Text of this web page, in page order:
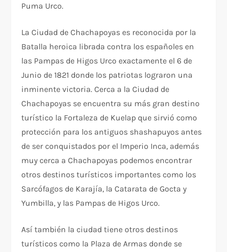
Puma Urco.
La Ciudad de Chachapoyas es reconocida por la
Batalla heroica librada contra los españoles en
las Pampas de Higos Urco exactamente el 6 de
Junio de 1821 donde los patriotas lograron una
inminente victoria. Cerca a la Ciudad de
Chachapoyas se encuentra su más gran destino
turístico la Fortaleza de Kuelap que sirvió como
protección para los antiguos shashapuyos antes
de ser conquistados por el Imperio Inca, además
muy cerca a Chachapoyas podemos encontrar
otros destinos turísticos importantes como los
Sarcófagos de Karajía, la Catarata de Gocta y
Yumbilla, y las Pampas de Higos Urco.
Así también la ciudad tiene otros destinos
turísticos como la Plaza de Armas donde se